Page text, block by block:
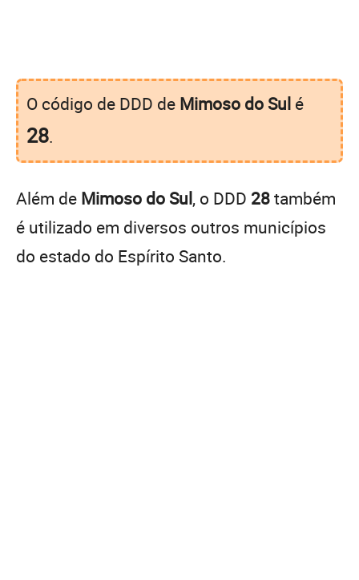
O código de DDD de Mimoso do Sul é
28.
Além de Mimoso do Sul, o DDD 28também
é utilizado em diversos outros municípios
do estado do Espírito Santo.